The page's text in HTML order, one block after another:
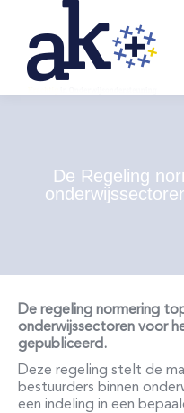
De Regeling
De regeling normering
onderwijssectoren voor
gepubliceerd.
Deze regeling stelt de
bestuurders binnen
een indeling in een